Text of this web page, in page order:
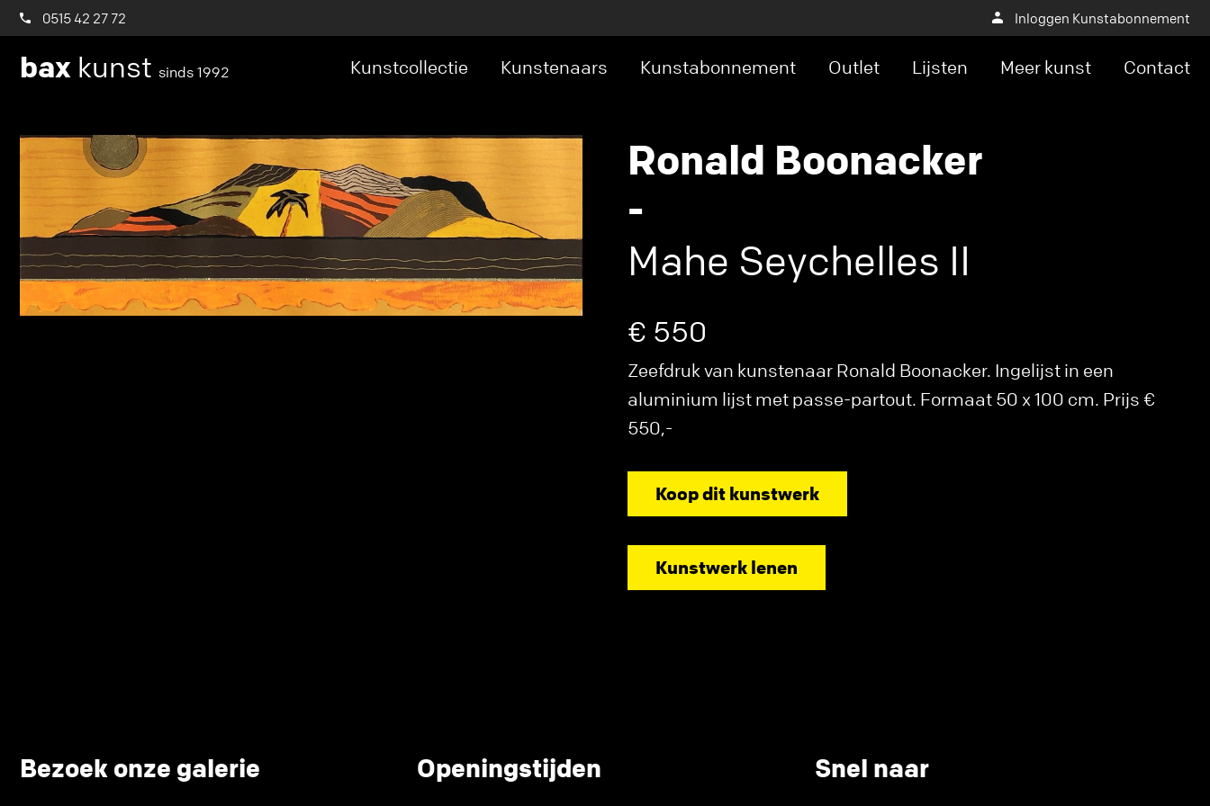
0515 42 27 72 Inloggen Kunstabonnement
bax kunst sinds 1992 Kunstcollectie Kunstenaars Kunstabonnement Outlet Lijsten Meer kunst Contact
Ronald Boonacker
-
Mahe Seychelles II
€ 550
Zeefdruk van kunstenaar Ronald Boonacker. Ingelijst in een
aluminium lijst met passe-partout. Formaat 50 x 100 cm. Prijs €
550,-
Koop dit kunstwerk
Kunstwerk lenen
Bezoek onze galerie Openingstijden Snel naar